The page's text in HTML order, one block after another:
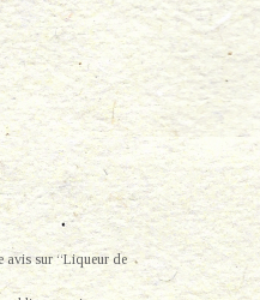
avis sur “Liqueur de